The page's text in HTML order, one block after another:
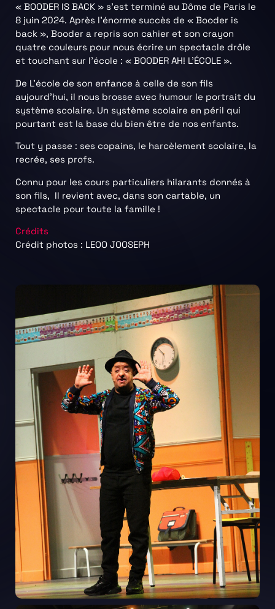
« BOODER IS BACK » s’est terminé au Dôme de Paris le
8 juin 2024. Après l’énorme succès de « Booder is
back », Booder a repris son cahier et son crayon
quatre couleurs pour nous écrire un spectacle drôle
et touchant sur l’école : « BOODER AH! L’ÉCOLE ».
De L’école de son enfance à celle de son fils
aujourd’hui, il nous brosse avec humour le portrait du
système scolaire. Un système scolaire en péril qui
pourtant est la base du bien être de nos enfants.
Tout y passe : ses copains, le harcèlement scolaire, la
recrée, ses profs.
Connu pour les cours particuliers hilarants donnés à
son fils, Il revient avec, dans son cartable, un
spectacle pour toute la famille !
Crédits
Crédit photos : LEOO JOOSEPH